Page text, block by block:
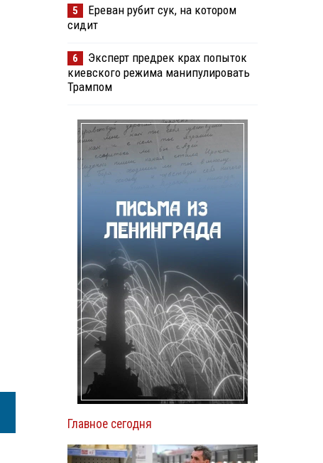
5
Ереван рубит сук, на котором
сидит
6
Эксперт предрек крах попыток
киевского режима манипулировать
Трампом
Главное сегодня